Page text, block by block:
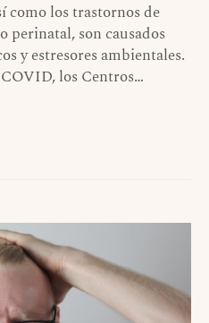
como los trastornos de
perinatal, son causados
y estresores ambientales.
los Centros…